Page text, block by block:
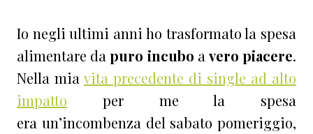
Io negli ultimi anni ho trasformato la spesa
alimentare dapuro incubo a vero piacere.
Nella mia vita precedente di single ad alto
impatto per me la spesa
era un’incombenza del sabato pomeriggio,